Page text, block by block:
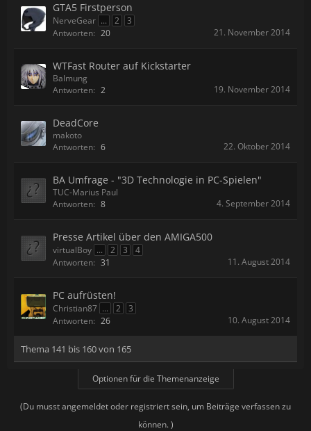
GTA5 Firstperson
NerveGear ... 2
3
Antworten: 20 21. November 2014
WTFast Router auf Kickstarter
Balmung
Antworten: 2 19. November 2014
DeadCore
makoto
Antworten: 6 22. Oktober 2014
BA Umfrage - "3D Technologie in PC-Spielen"
TUC-Marius Paul
Antworten: 8 4. September 2014
Presse Artikel über den AMIGA500
virtualBoy ... 2 3
4
Antworten: 31 11. August 2014
PC aufrüsten!
Christian87 ... 2
3
Antworten: 26 10. August 2014
Thema 141 bis 160 von 165
Optionen für die Themenanzeige
(Du musst angemeldet oder registriert sein, um Beiträge verfassen zu
können. )